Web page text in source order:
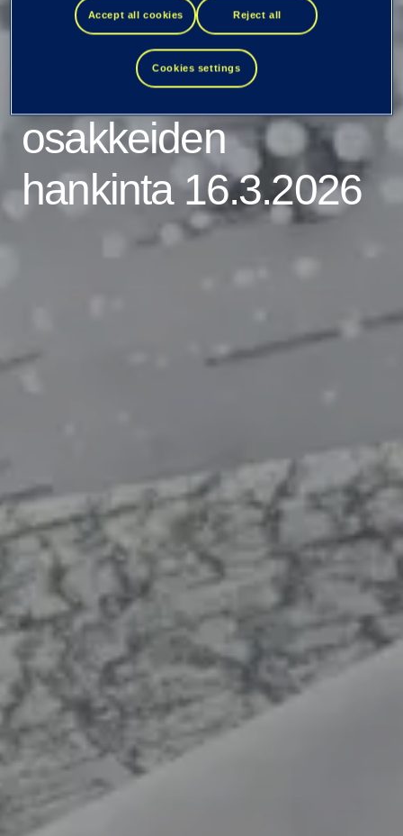
Kaikki uutiset ja tiedotteet
Tieto: Omien
osakkeiden
hankinta 16.3.2026
Accept all cookies Reject all
Cookies settings